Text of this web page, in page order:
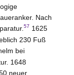
Nach
57 1625
230 Fuß
bei
1648
neuer